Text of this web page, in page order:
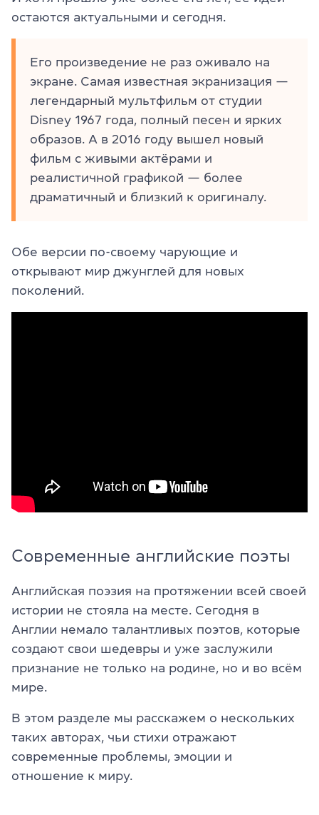
остаются актуальными и сегодня.
Его произведение не раз оживало на
экране. Самая известная экранизация —
легендарный мультфильм от студии
Disney 1967 года, полный песен и ярких
образов. А в 2016 году вышел новый
фильм с живыми актёрами и
реалистичной графикой — более
драматичный и близкий к оригиналу.
Обе версии по-своему чарующие и
открывают мир джунглей для новых
поколений.
Современные английские поэты
Английская поэзия на протяжении всей своей
истории не стояла на месте. Сегодня в
Англии немало талантливых поэтов, которые
создают свои шедевры и уже заслужили
признание не только на родине, но и во всём
мире.
В этом разделе мы расскажем о нескольких
таких авторах, чьи стихи отражают
современные проблемы, эмоции и
отношение к миру.